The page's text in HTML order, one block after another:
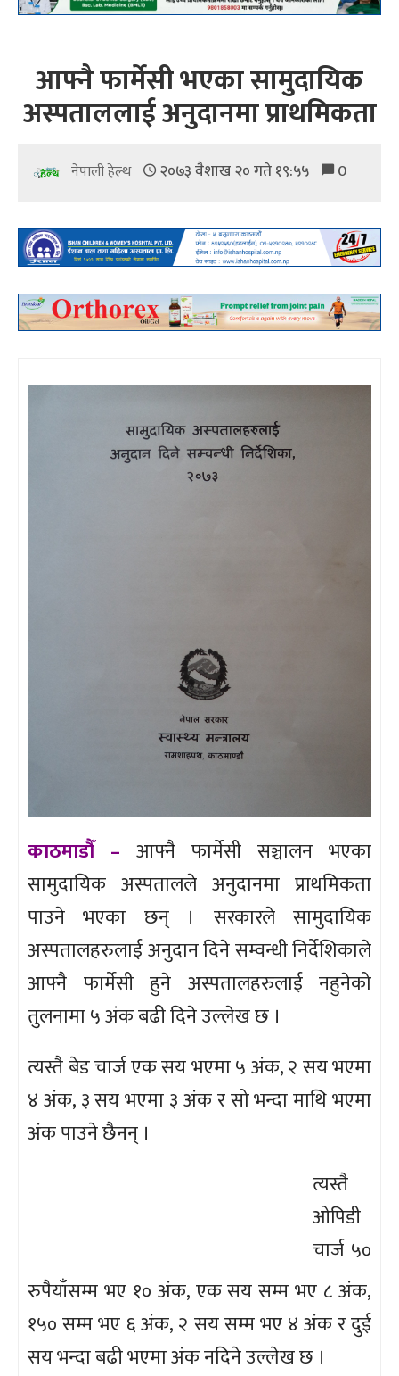
आफ्नै फार्मेसी भएका सामुदायिक
अस्पताललाई अनुदानमा प्राथमिकता
नेपाली हेल्थ २०७३ वैशाख २० गते १९:५५ 0
काठमाडौँ – आफ्नै फार्मेसी सञ्चालन भएका
सामुदायिक अस्पतालले अनुदानमा प्राथमिकता
पाउने भएका छन् । सरकारले सामुदायिक
अस्पतालहरुलाई अनुदान दिने सम्वन्धी निर्देशिकाले
आफ्नै फार्मेसी हुने अस्पतालहरुलाई नहुनेको
तुलनामा ५ अंक बढी दिने उल्लेख छ ।
त्यस्तै बेड चार्ज एक सय भएमा ५ अंक, २ सय भएमा
४ अंक, ३ सय भएमा ३ अंक र सो भन्दा माथि भएमा
अंक पाउने छैनन् ।
त्यस्तै
ओपिडी
चार्ज ५०
रुपैयाँसम्म भए १० अंक, एक सय सम्म भए ८ अंक,
१५० सम्म भए ६ अंक, २ सय सम्म भए ४ अंक र दुई
सय भन्दा बढी भएमा अंक नदिने उल्लेख छ ।